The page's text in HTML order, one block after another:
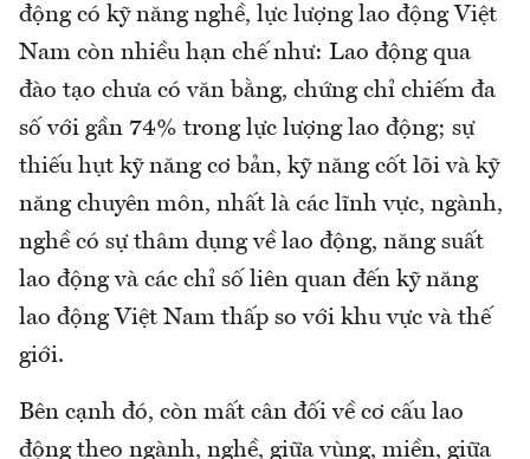
động có kỹ năng nghề, lực lượng lao động Việt
Nam còn nhiều hạn chế như: Lao động qua
đào tạo chưa có văn bằng, chứng chỉ chiếm đa
số với gần 74% trong lực lượng lao động; sự
thiếu hụt kỹ năng cơ bản, kỹ năng cốt lõi và kỹ
năng chuyên môn, nhất là các lĩnh vực, ngành,
nghề có sự thâm dụng về lao động, năng suất
lao động và các chỉ số liên quan đến kỹ năng
lao động Việt Nam thấp so với khu vực và thế
giới.
Bên cạnh đó, còn mất cân đối về cơ cấu lao
động theo ngành, nghề, giữa vùng, miền, giữa